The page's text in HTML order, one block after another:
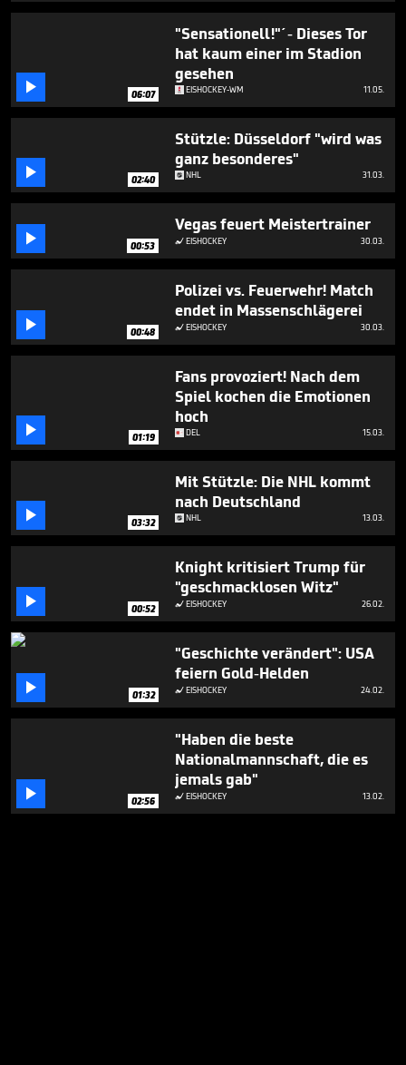
 06:07
"Sensationell!"´- Dieses Tor
hat kaum einer im Stadion
gesehen
EISHOCKEY-WM 11.05.
 02:40
Stützle: Düsseldorf "wird was
ganz besonderes"
NHL 31.03.
 00:53
Vegas feuert Meistertrainer
EISHOCKEY 30.03.
 00:48
Polizei vs. Feuerwehr! Match
endet in Massenschlägerei
EISHOCKEY 30.03.
 01:19
Fans provoziert! Nach dem
Spiel kochen die Emotionen
hoch
DEL 15.03.
 03:32
Mit Stützle: Die NHL kommt
nach Deutschland
NHL 13.03.
 00:52
Knight kritisiert Trump für
"geschmacklosen Witz"
EISHOCKEY 26.02.
 01:32
"Geschichte verändert": USA
feiern Gold-Helden
EISHOCKEY 24.02.
 02:56
"Haben die beste
Nationalmannschaft, die es
jemals gab"
EISHOCKEY 13.02.